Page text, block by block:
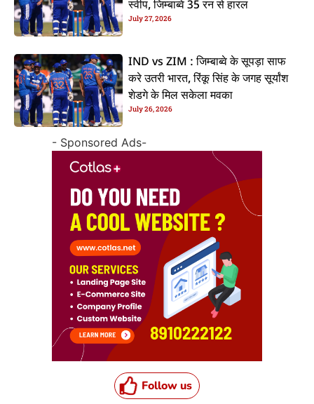
स्वीप, जिम्बाब्वे 35 रन से हारल
July 27, 2026
IND vs ZIM : जिम्बाब्वे के सूपड़ा साफ
करे उतरी भारत, रिंकू सिंह के जगह सूर्यांश
शेडगे के मिल सकेला मवका
July 26, 2026
- Sponsored Ads-
Follow us